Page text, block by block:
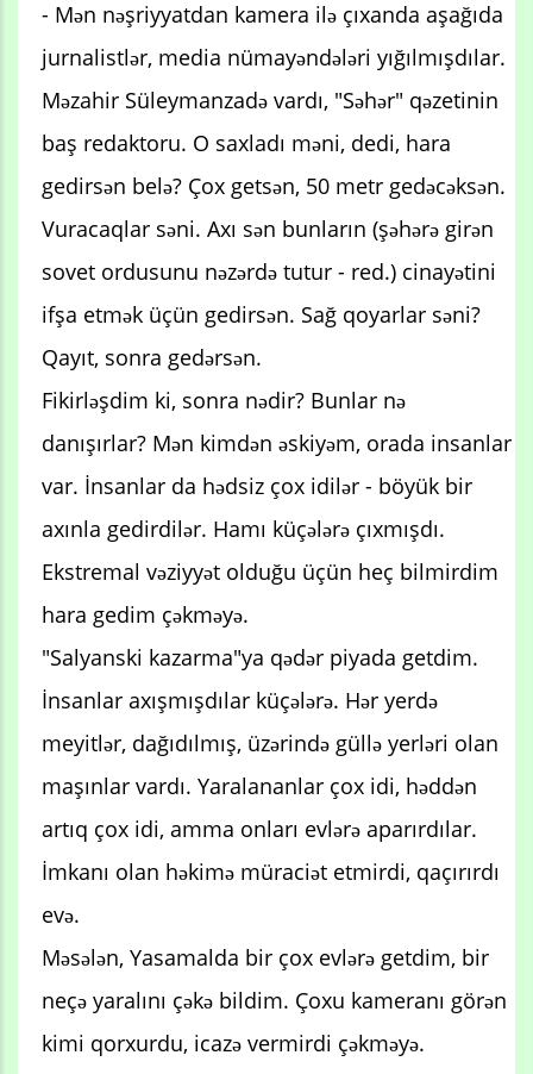
- Mən nəşriyyatdan kamera ilə çıxanda aşağıda
jurnalistlər, media nümayəndələri yığılmışdılar.
Məzahir Süleymanzadə vardı, "Səhər" qəzetinin
baş redaktoru. O saxladı məni, dedi, hara
gedirsən belə? Çox getsən, 50 metr gedəcəksən.
Vuracaqlar səni. Axı sən bunların (şəhərə girən
sovet ordusunu nəzərdə tutur - red.) cinayətini
ifşa etmək üçün gedirsən. Sağ qoyarlar səni?
Qayıt, sonra gedərsən.
Fikirləşdim ki, sonra nədir? Bunlar nə
danışırlar? Mən kimdən əskiyəm, orada insanlar
var. İnsanlar da hədsiz çox idilər - böyük bir
axınla gedirdilər. Hamı küçələrə çıxmışdı.
Ekstremal vəziyyət olduğu üçün heç bilmirdim
hara gedim çəkməyə.
"Salyanski kazarma"ya qədər piyada getdim.
İnsanlar axışmışdılar küçələrə. Hər yerdə
meyitlər, dağıdılmış, üzərində güllə yerləri olan
maşınlar vardı. Yaralananlar çox idi, həddən
artıq çox idi, amma onları evlərə aparırdılar.
İmkanı olan həkimə müraciət etmirdi, qaçırırdı
evə.
Məsələn, Yasamalda bir çox evlərə getdim, bir
neçə yaralını çəkə bildim. Çoxu kameranı görən
kimi qorxurdu, icazə vermirdi çəkməyə.